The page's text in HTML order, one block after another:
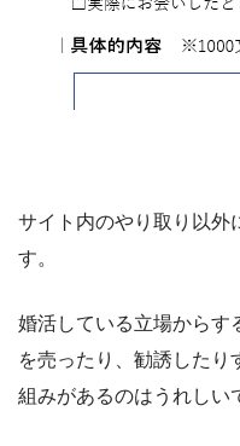
サイト内のやり取り以外
す。
婚活している立場からす
を売ったり、勧誘したり
組みがあるのはうれしい